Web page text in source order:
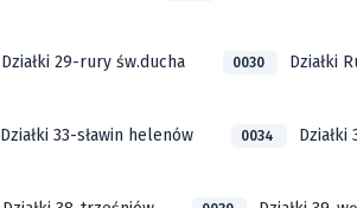
Działki 29-rury św.ducha 0030 Działki
Działki 33-sławin helenów 0034